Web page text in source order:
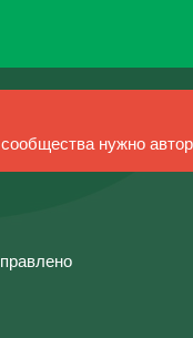
нужно